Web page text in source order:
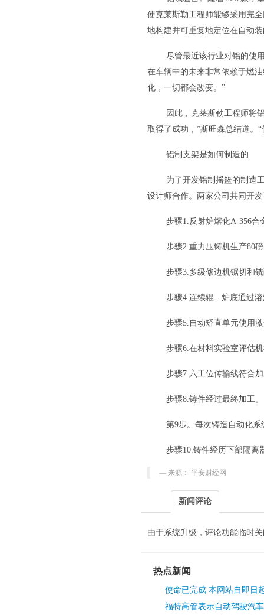
使克莱斯勒工程师能够采用完
地构建并可重复地定位在自动
尽管最近该行业对铝的使
在车辆中的未来非常依赖于燃
化，一切都会改变。”
因此，克莱斯勒工程师将
取得了成功，”斯旺森总结道。
铝制支架是如何制造的
为了开发铝制摇篮的制造
设计师合作。两家公司共同开
步骤1.反射炉熔化A-356合
步骤2.重力压铸机生产80
步骤3.多级修边机锯切和
步骤4.连续辊 - 炉底通过
步骤5.自动矫直单元使用
步骤6.在材料实验室评估
步骤7.六工位传输线符合
步骤8.铸件经过最终加工。
第9步。每次铸造自动化
步骤10.铸件经历下部隔离
来源： 平安财经网
新闻评论
由于系统升级，评论功能临时
热点新闻
使命已完成 本网站自即日
福特高管表示自动驾驶汽